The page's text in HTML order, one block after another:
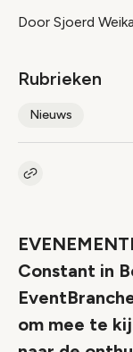
Door Sjoerd
Rubrieken
Nieuws
Kopieer link naar
Constant in
om mee te